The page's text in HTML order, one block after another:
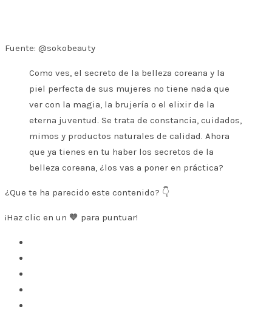
Fuente: @sokobeauty
Como ves, el secreto de la belleza coreana y la
piel perfecta de sus mujeres no tiene nada que
ver con la magia, la brujería o el elixir de la
eterna juventud. Se trata de constancia, cuidados,
mimos y productos naturales de calidad. Ahora
que ya tienes en tu haber los secretos de la
belleza coreana, ¿los vas a poner en práctica?
¿Que te ha parecido este contenido? 👇
¡Haz clic en un 🧡 para puntuar!